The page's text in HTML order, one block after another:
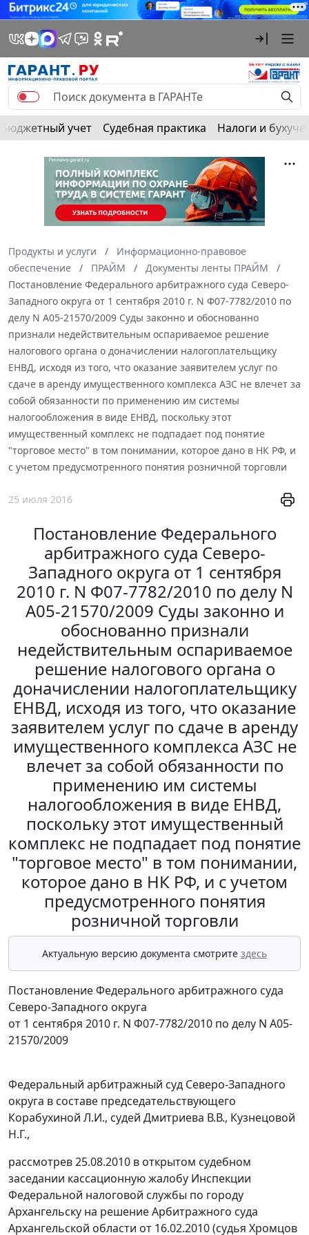
Бюджетный учет Судебная практика Налоги и
Продукты и услуги
Информационно-правовое
обеспечение
ПРАЙМ
Документы ленты ПРАЙМ
Постановление Федерального арбитражного суда Северо-
Западного округа от 1 сентября 2010 г. N Ф07-7782/2010 по
делу N А05-21570/2009 Суды законно и обоснованно
признали недействительным оспариваемое решение
налогового органа о доначислении налогоплательщику
ЕНВД, исходя из того, что оказание заявителем услуг по
сдаче в аренду имущественного комплекса АЗС не влечет за
собой обязанности по применению им системы
налогообложения в виде ЕНВД, поскольку этот
имущественный комплекс не подпадает под понятие
"торговое место" в том понимании, которое дано в НК РФ, и
с учетом предусмотренного понятия розничной торговли
25 июля 2016
Постановление Федерального
арбитражного суда Северо-
Западного округа от 1 сентября
2010 г. N Ф07-7782/2010 по делу N
А05-21570/2009 Суды законно и
обоснованно признали
недействительным оспариваемое
решение налогового органа о
доначислении налогоплательщику
ЕНВД, исходя из того, что оказание
заявителем услуг по сдаче в аренду
имущественного комплекса АЗС не
влечет за собой обязанности по
применению им системы
налогообложения в виде ЕНВД,
поскольку этот имущественный
комплекс не подпадает под понятие
"торговое место" в том понимании,
которое дано в НК РФ, и с учетом
предусмотренного понятия
розничной торговли
Актуальную версию документа смотрите здесь
Постановление Федерального арбитражного суда
Северо-Западного округа
от 1 сентября 2010 г. N Ф07-7782/2010 по делу N А05-
21570/2009
Федеральный арбитражный суд Северо-Западного
округа в составе председательствующего
Корабухиной Л.И., судей Дмитриева В.В., Кузнецовой
Н.Г.,
рассмотрев 25.08.2010 в открытом судебном
заседании кассационную жалобу Инспекции
Федеральной налоговой службы по городу
Архангельску на решение Арбитражного суда
Архангельской области от 16.02.2010 (судья Хромцов